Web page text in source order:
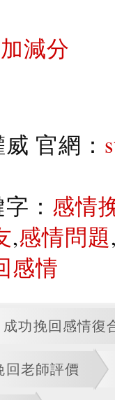
減分
官網：
： 感情
,感情問題
感情
成功挽回感情復
回老師評價